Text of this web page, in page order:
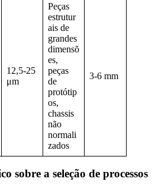
12,5-25
μm
Peças
estrutur
ais de
grandes
dimensõ
es,
peças
de
protótip
os,
chassis
não
normali
zados
3-6 mm
sobre a seleção de processos